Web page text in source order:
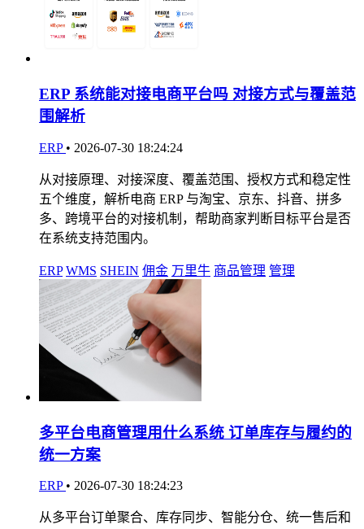
ERP 系统能对接电商平台吗 对接方式与覆盖范
围解析
ERP • 2026-07-30 18:24:24
从对接原理、对接深度、覆盖范围、授权方式和稳定性
五个维度，解析电商 ERP 与淘宝、京东、抖音、拼多
多、跨境平台的对接机制，帮助商家判断目标平台是否
在系统支持范围内。
ERP WMS SHEIN 佣金 万里牛 商品管理 管理
多平台电商管理用什么系统 订单库存与履约的
统一方案
ERP • 2026-07-30 18:24:23
从多平台订单聚合、库存同步、智能分仓、统一售后和